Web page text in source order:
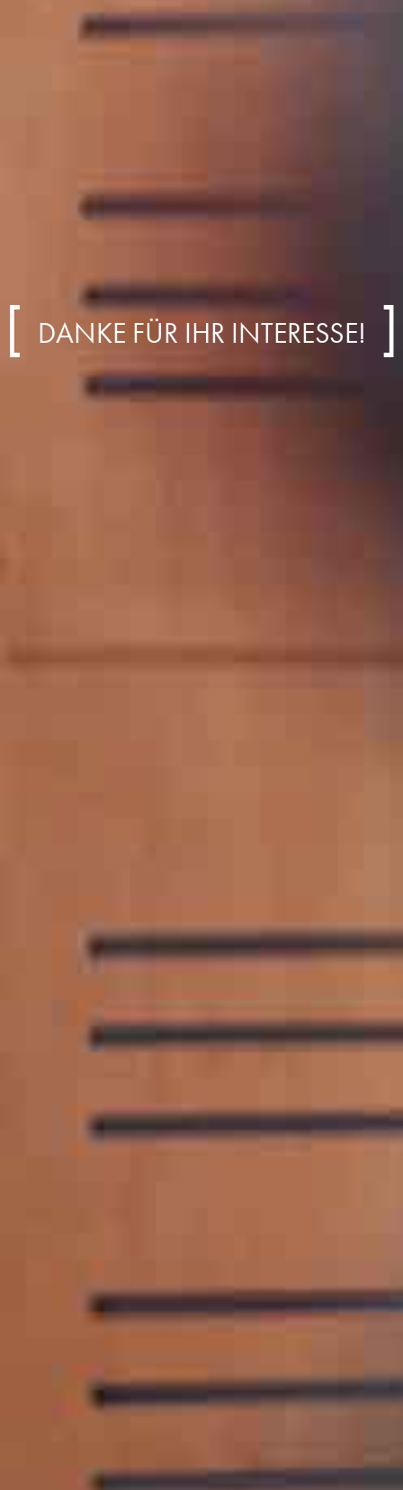
DANKE FÜR IHR INTERESSE!